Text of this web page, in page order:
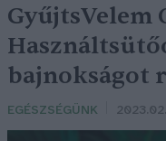
GyűjtsVelem
bajnokságot
EGÉSZSÉGÜNK